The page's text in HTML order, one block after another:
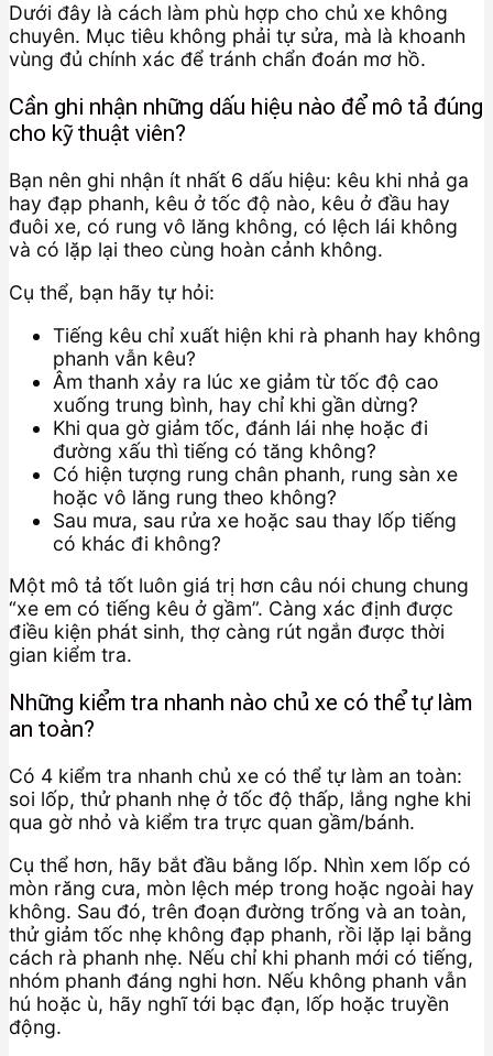
Dưới đây là cách làm phù hợp cho chủ xe không
chuyên. Mục tiêu không phải tự sửa, mà là khoanh
vùng đủ chính xác để tránh chẩn đoán mơ hồ.
Cần ghi nhận những dấu hiệu nào để mô tả đúng
cho kỹ thuật viên?
Bạn nên ghi nhận ít nhất 6 dấu hiệu: kêu khi nhả ga
hay đạp phanh, kêu ở tốc độ nào, kêu ở đầu hay
đuôi xe, có rung vô lăng không, có lệch lái không
và có lặp lại theo cùng hoàn cảnh không.
Cụ thể, bạn hãy tự hỏi:
Tiếng kêu chỉ xuất hiện khi rà phanh hay không
phanh vẫn kêu?
Âm thanh xảy ra lúc xe giảm từ tốc độ cao
xuống trung bình, hay chỉ khi gần dừng?
Khi qua gờ giảm tốc, đánh lái nhẹ hoặc đi
đường xấu thì tiếng có tăng không?
Có hiện tượng rung chân phanh, rung sàn xe
hoặc vô lăng rung theo không?
Sau mưa, sau rửa xe hoặc sau thay lốp tiếng
có khác đi không?
Một mô tả tốt luôn giá trị hơn câu nói chung chung
“xe em có tiếng kêu ở gầm”. Càng xác định được
điều kiện phát sinh, thợ càng rút ngắn được thời
gian kiểm tra.
Những kiểm tra nhanh nào chủ xe có thể tự làm
an toàn?
Có 4 kiểm tra nhanh chủ xe có thể tự làm an toàn:
soi lốp, thử phanh nhẹ ở tốc độ thấp, lắng nghe khi
qua gờ nhỏ và kiểm tra trực quan gầm/bánh.
Cụ thể hơn, hãy bắt đầu bằng lốp. Nhìn xem lốp có
mòn răng cưa, mòn lệch mép trong hoặc ngoài hay
không. Sau đó, trên đoạn đường trống và an toàn,
thử giảm tốc nhẹ không đạp phanh, rồi lặp lại bằng
cách rà phanh nhẹ. Nếu chỉ khi phanh mới có tiếng,
nhóm phanh đáng nghi hơn. Nếu không phanh vẫn
hú hoặc ù, hãy nghĩ tới bạc đạn, lốp hoặc truyền
động.